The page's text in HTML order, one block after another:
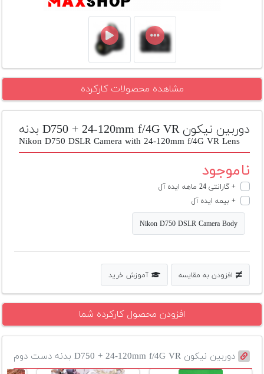
افزودن
دوم
لیست
قیمت
بله
مشاهده محصولات کارکرده
دوربین نیکون D750 + 24-120mm f/4G VR بدنه
Nikon D750 DSLR Camera with 24-120mm f/4G VR Lens
ناموجود
+ گارانتی 24 ماهه ایده آل
+ بیمه ایده آل
Nikon D750 DSLR Camera Body
افزودن به مقایسه آموزش خرید
افزودن محصول کارکرده شما
دوربین نیکون D750 + 24-120mm f/4G VR بدنه دست دوم